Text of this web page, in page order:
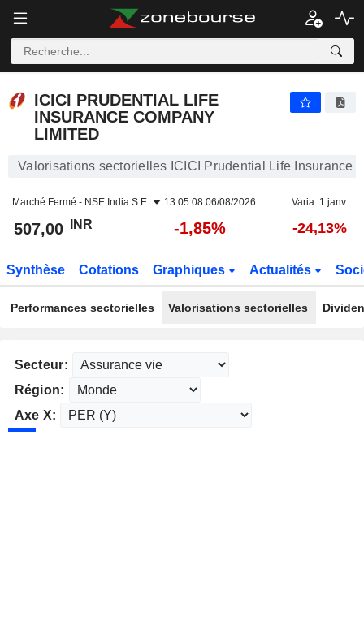
ICICI PRUDENTIAL LIFE
INSURANCE COMPANY
LIMITED
Valorisations sectorielles ICICI Prudential Life Insurance
Marché Fermé - NSE India S.E. 13:05:08 06/08/2026 Varia. 1 janv.
507,00 INR -1,85% -24,13%
Synthèse Cotations Graphiques Actualités
Performances sectorielles Valorisations sectorielles
Secteur:
Région:
Axe X: